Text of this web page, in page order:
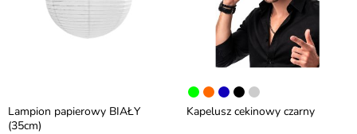
Lampion papierowy BIAŁY
(35cm)
Kapelusz cekinowy czarny